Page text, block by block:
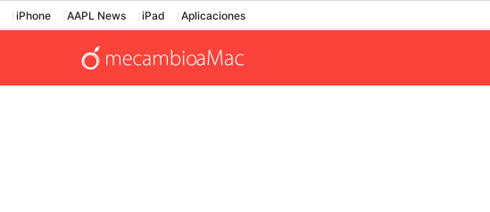
iPhone AAPL News iPad Aplicaciones